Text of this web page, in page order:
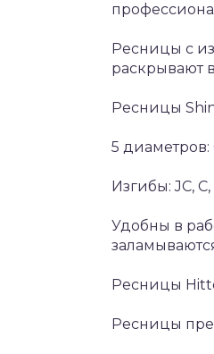
Ресницы с
раскрывают
Ресницы
5 диаметров:
Изгибы: JC,
Удобны в
Ресницы
Ресницы